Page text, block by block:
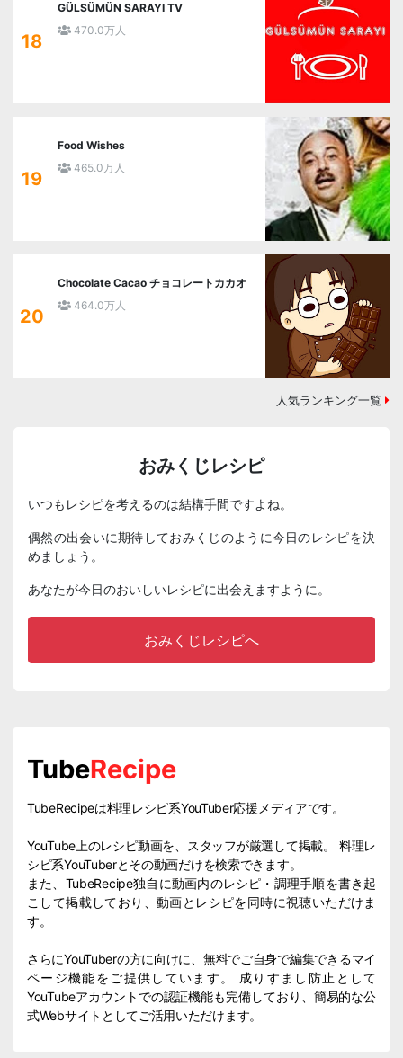
18
GÜLSÜMÜN SARAYI TV
470.0万人
19
Food Wishes
465.0万人
20
Chocolate Cacao チョコレートカカオ
464.0万人
人気ランキング一覧
おみくじレシピ
いつもレシピを考えるのは結構手間ですよね。
偶然の出会いに期待しておみくじのように今日のレシピを決
めましょう。
あなたが今日のおいしいレシピに出会えますように。
おみくじレシピへ
TubeRecipe
TubeRecipeは料理レシピ系YouTuber応援メディアです。
YouTube上のレシピ動画を、スタッフが厳選して掲載。 料理レ
シピ系YouTuberとその動画だけを検索できます。
また、TubeRecipe独自に動画内のレシピ・調理手順を書き起
こして掲載しており、動画とレシピを同時に視聴いただけま
す。
さらにYouTuberの方に向けに、無料でご自身で編集できるマイ
ページ機能をご提供しています。 成りすまし防止として
YouTubeアカウントでの認証機能も完備しており、簡易的な公
式Webサイトとしてご活用いただけます。